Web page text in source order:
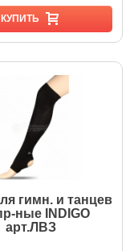
КУПИТЬ
гимн. и танцев
ные INDIGO
арт.ЛВЗ